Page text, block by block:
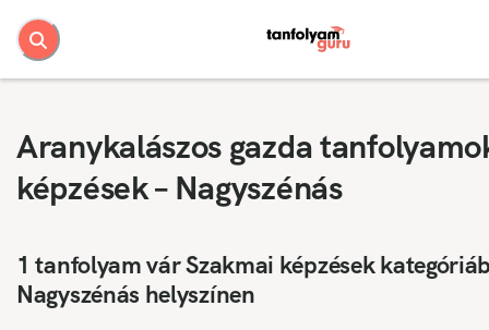
Aranykalászos gazda
képzések – Nagyszénás
1 tanfolyam vár Szakmai képzések
Nagyszénás helyszínen